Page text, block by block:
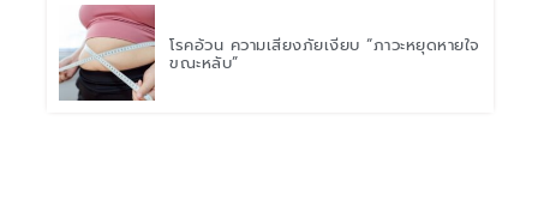
โรคอ้วน ความเสี่ยงภัยเงียบ “ภาวะหยุดหายใจ
ขณะหลับ”